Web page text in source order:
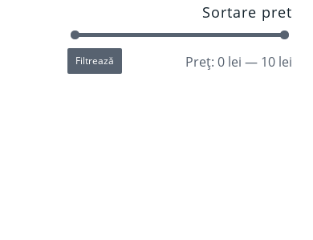
Sortare pret
Filtrează Preț: 0 lei — 10 lei